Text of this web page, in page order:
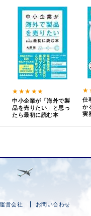
★★★★★
中小企業が「海外で製
品を売りたい」と思っ
たら最初に読む本
仕
か
実
運営会社 お問い合わせ